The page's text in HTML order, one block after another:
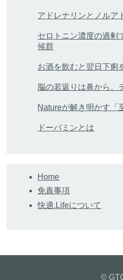
アドレナリンとノルア
セロトニン濃度の過剰
候群
お酒を飲むと翌日下痢
脳の若返りは鼻から。
Natureが解き明かす「
ドーパミンとは
Home
免責事項
快適.Lifeについて
©